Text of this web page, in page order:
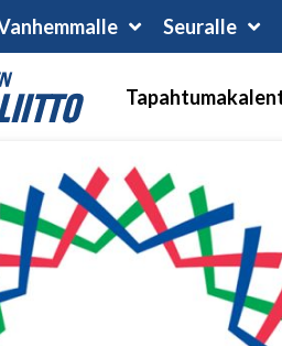
Seuralle